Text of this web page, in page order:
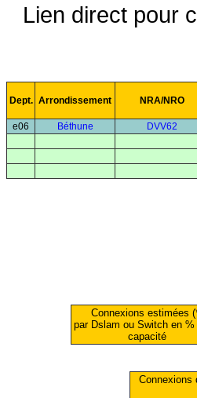
Lien direct pour
Dept. Arrondissement NRA/NRO
e06 Béthune DVV62
Connexions estimées
par Dslam ou Switch en %
capacité
Connexions